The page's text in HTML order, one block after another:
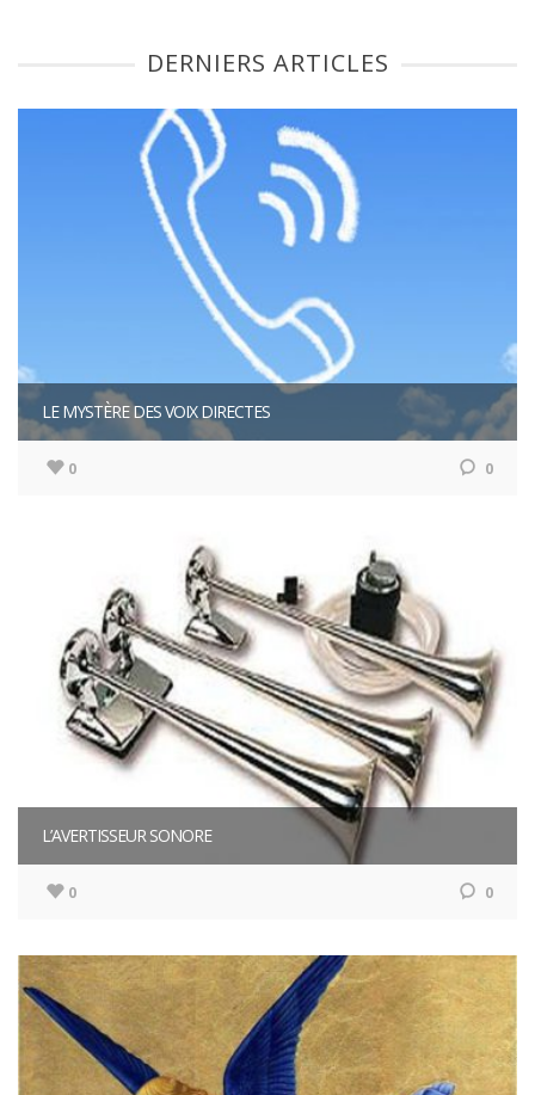
DERNIERS ARTICLES
LE MYSTÈRE DES VOIX DIRECTES
0 0
L’AVERTISSEUR SONORE
0 0